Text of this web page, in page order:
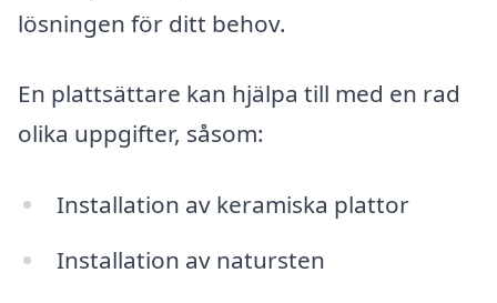
lösningen för ditt behov.
En plattsättare kan hjälpa till med en rad
olika uppgifter, såsom:
Installation av keramiska plattor
Installation av natursten